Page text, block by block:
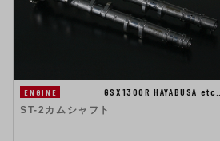
ENGINE
GSX1300R HAYABUSA etc…
ST-2カムシャフト